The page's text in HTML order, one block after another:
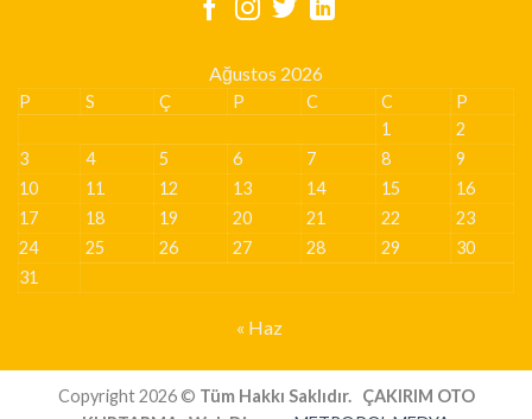
Ağustos 2026
P S Ç P C C
P
1
2
3
4 5 6 7 8
9
10
11 12 13 14 15
16
17
18 19 20 21 22
23
24
25 26 27 28 29
30
31
« Haz
Copyright 2026 © Tüm Hakkı Saklıdır.
ÇAKIRIM OTO